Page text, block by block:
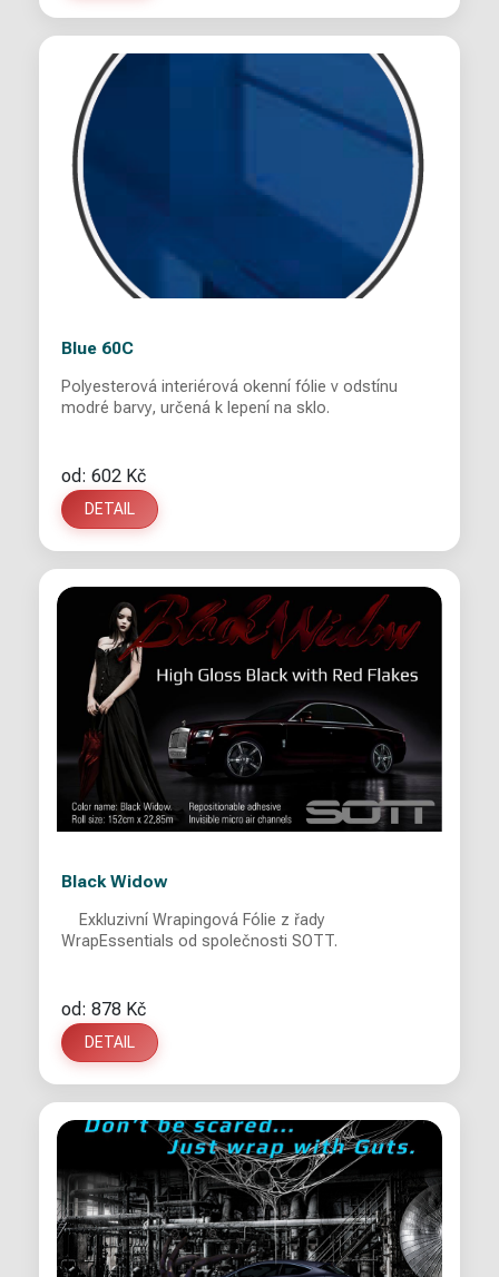
Blue 60C
Polyesterová interiérová okenní fólie v odstínu
modré barvy, určená k lepení na sklo.
od: 602 Kč
DETAIL
Black Widow
WrapEssentials od společnosti SOTT.
od: 878 Kč
DETAIL